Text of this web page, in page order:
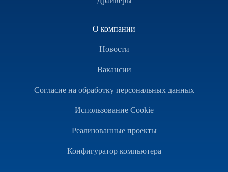
О компании
Новости
Вакансии
Согласие на обработку персональных данных
Использование Cookie
Реализованные проекты
Конфигуратор компьютера